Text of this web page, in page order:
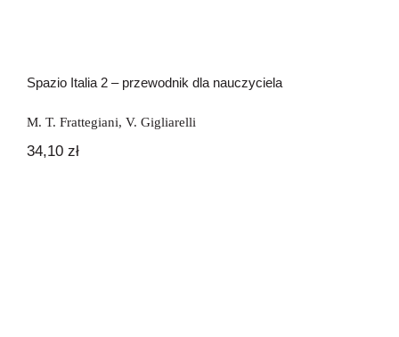
Spazio Italia 2 – przewodnik dla nauczyciela
M. T. Frattegiani, V. Gigliarelli
34,10 zł